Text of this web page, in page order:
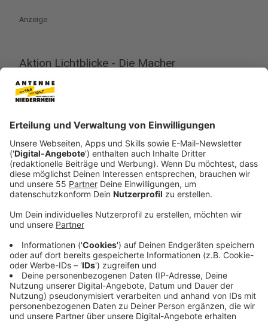
Anzeige
Aktion Lichtblicke - Die Macher
Anzeige
Was wäre die Aktion Lichtblicke ohne Euch? Die
dass unsere NRW-Spendenorganisation mit Leben
gefüllt wird- ihr, die Spenden sammelt für Kinder und
Familien in Nordrhein-Westfalen. Schreibt uns gerne,
welche Aktion ihr plant und wo man euch findet.
Hier geht es zur "Macher"-Seite.
Anzeige
Aktion Lichtblicke
Anzeige